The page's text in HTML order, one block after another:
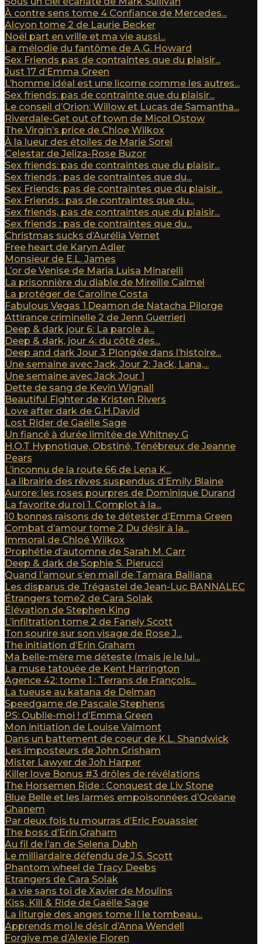
À contre sens tome 4 Confiance de Mercedes...
Alcyon tome 2 de Laurie Becker
Noël part en vrille et ma vie aussi...
La mélodie du fantôme de A.G. Howard
Sex Friends pas de contraintes que du plaisir...
Just 17 d’Emma Green
L’homme idéal est une licorne comme les autres...
Sex friends: pas de contrainte que du plaisir...
Le conseil d’Orion: Willow et Lucas de Samantha...
Riverdale-Get out of town de Micol Ostow
The Virgin’s price de Chloe Wilkox
À la lueur des étoiles de Marie Sorel
Celestar de Jeliza-Rose Buzor
Sex friends: pas de contraintes que du plaisir...
Sex friends : pas de contraintes que du...
Sex Friends: pas de contraintes que du plaisir...
Sex Friends : pas de contraintes que du...
Sex friends, pas de contraintes que du plaisir...
Sex friends : pas de contraintes que du...
Christmas sucks d’Aurélia Vernet
Free heart de Karyn Adler
Monsieur de E.L. James
L’or de Venise de Maria Luisa Minarelli
La prisonnière du diable de Mireille Calmel
La protéger de Caroline Costa
Fabulous Vegas 1.Deamon de Natacha Pilorge
Attirance criminelle 2 de Jenn Guerrieri
Deep & dark jour 6: La parole à...
Deep & dark, jour 4: du côté des...
Deep and dark Jour 3 Plongée dans l’histoire...
Une semaine avec Jack, Jour 2: Jack, Lana,...
Une semaine avec Jack Jour 1
Dette de sang de Kevin Wignall
Beautiful Fighter de Kristen Rivers
Love after dark de G.H.David
Lost Rider de Gaëlle Sage
Un fiancé à durée limitée de Whitney G
H.O.T Hypnotique, Obstiné, Ténébreux de Jeanne
Pears
L’inconnu de la route 66 de Lena K...
La librairie des rêves suspendus d’Emily Blaine
Aurore: les roses pourpres de Dominique Durand
La favorite du roi 1. Complot à la...
10 bonnes raisons de te détester d’Emma Green
Combat d’amour tome 2 Du désir à la...
Immoral de Chloé Wilkox
Prophétie d’automne de Sarah M. Carr
Deep & dark de Sophie S. Pierucci
Quand l’amour s’en mail de Tamara Balliana
Les disparus de Trégastel de Jean-Luc BANNALEC
Étrangers tome2 de Cara Solak
Élévation de Stephen King
L’infiltration tome 2 de Fanely Scott
Ton sourire sur son visage de Rose J...
The initiation d’Erin Graham
Ma belle-mère me déteste (mais je le lui...
La muse tatouée de Kent Harrington
Agence 42: tome 1 : Terrans de François...
La tueuse au katana de Delman
Speedgame de Pascale Stephens
PS: Oublie-moi ! d’Emma Green
Mon initiation de Louise Valmont
Dans un battement de coeur de K.L. Shandwick
Les imposteurs de John Grisham
Mister Lawyer de Joh Harper
Killer love Bonus #3 drôles de révélations
The Horsemen Ride : Conquest de Liv Stone
Blue Belle et les larmes empoisonnées d’Océane
Ghanem
Par deux fois tu mourras d’Eric Fouassier
The boss d’Erin Graham
Au fil de l’an de Selena Dubh
Le milliardaire défendu de J.S. Scott
Phantom wheel de Tracy Deebs
Etrangers de Cara Solak
La vie sans toi de Xavier de Moulins
Kiss, Kill & Ride de Gaëlle Sage
La liturgie des anges tome II le tombeau...
Apprends moi le désir d’Anna Wendell
Forgive me d’Alexie Fioren